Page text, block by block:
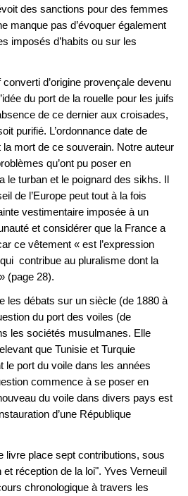
des sanctions pour des femmes
manque pas d’évoquer également
imposés d’habits ou sur les
converti d’origine provençale devenu
du port de la rouelle pour les juifs
de ce dernier aux croisades,
purifié. L’ordonnance date de
la mort de ce souverain. Notre auteur
qu’ont pu poser en
le turban et le poignard des sikhs. Il
de l’Europe peut tout à la fois
vestimentaire imposée à un
et considérer que la France a
ce vêtement « est l’expression
contribue au pluralisme dont la
(page 28).
les débats sur un siècle (de 1880 à
du port des voiles (de
les sociétés musulmanes. Elle
que Tunisie et Turquie
le port du voile dans les années
commence à se poser en
du voile dans divers pays est
d’une République
livre place sept contributions, sous
et réception de la loi". Yves Verneuil
chronologique à travers les